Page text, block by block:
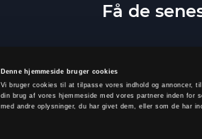
Denne hjemmeside bruger cookies
Vi bruger cookies til at tilpasse vores indhold og annoncer,
din brug af vores hjemmeside med vores partnere inden for
med andre oplysninger, du har givet dem, eller som de har
Få de